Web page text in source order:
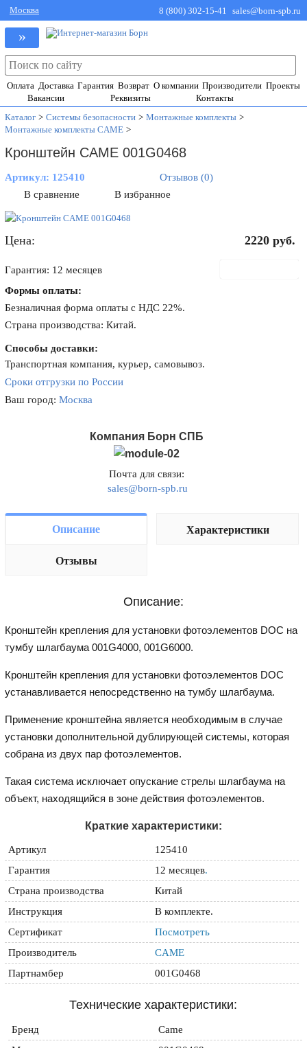
Москва 8 (800) 302-15-41 sales@born-spb.ru
»
Оплата Доставка Гарантия Возврат О компании Производители Проекты
Вакансии
Реквизиты
Контакты
Каталог > Системы безопасности > Монтажные комплекты >
Монтажные комплекты CAME >
Кронштейн CAME 001G0468
Артикул: 125410
Отзывов (0)
В сравнение
В избранное
Цена: 2220 руб.
Гарантия: 12 месяцев
Формы оплаты:
Безналичная форма оплаты с НДС 22%.
Страна производства: Китай.
Способы доставки:
Транспортная компания, курьер, самовывоз.
Сроки отгрузки по России
Ваш город:Москва
Компания Борн СПБ
Почта для связи:
sales@born-spb.ru
Описание Характеристики
Отзывы
Описание:
Кронштейн крепления для установки фотоэлементов DOC на
тумбу шлагбаума 001G4000, 001G6000.
Кронштейн крепления для установки фотоэлементов DOC
устанавливается непосредственно на тумбу шлагбаума.
Применение кронштейна является необходимым в случае
установки дополнительной дублирующей системы, которая
собрана из двух пар фотоэлементов.
Такая система исключает опускание стрелы шлагбаума на
объект, находящийся в зоне действия фотоэлементов.
Краткие характеристики:
Артикул
125410
Гарантия
12 месяцев.
Страна производства
Китай
Инструкция
В комплекте.
Сертификат
Посмотреть
Производитель
CAME
Партнамбер
001G0468
Технические характеристики:
Бренд
Came